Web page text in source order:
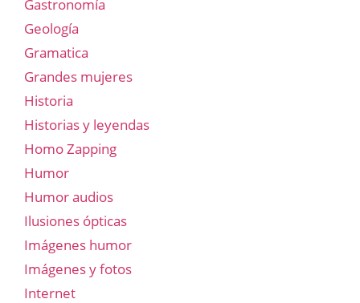
Gastronomía
Geología
Gramatica
Grandes mujeres
Historia
Historias y leyendas
Homo Zapping
Humor
Humor audios
Ilusiones ópticas
Imágenes humor
Imágenes y fotos
Internet